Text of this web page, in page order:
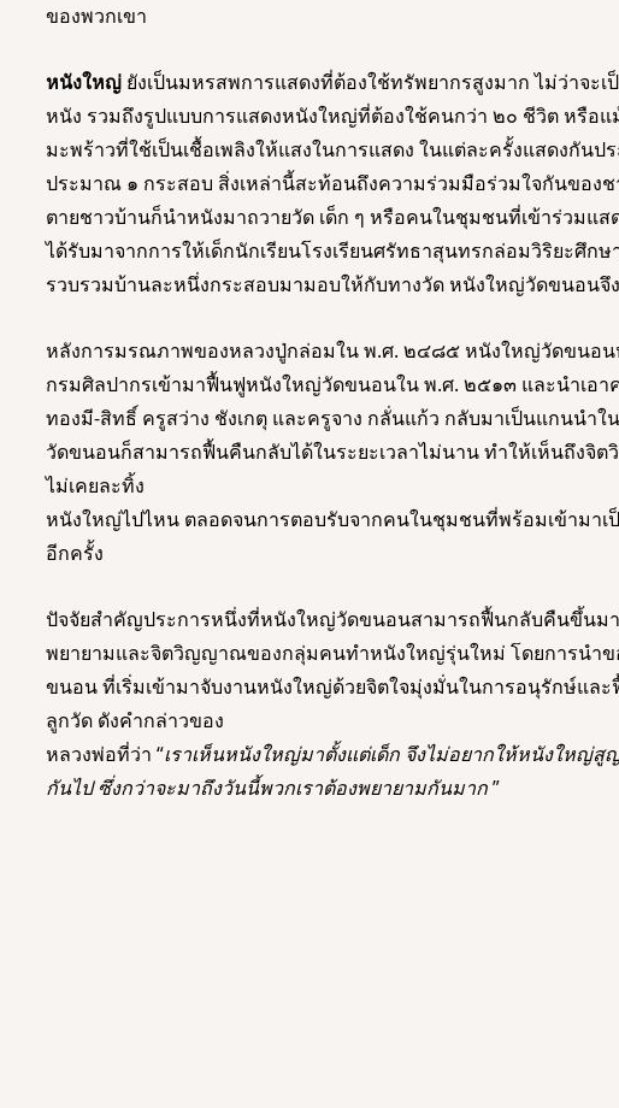
ของพวกเขา
หนังใหญ่ ยังเป็นมหรสพการแสดงที่ต้องใช้ทรัพยากรสูงมาก ไม่ว่าจะ
หนัง รวมถึงรูปแบบการแสดงหนังใหญ่ที่ต้องใช้คนกว่า ๒๐ ชีวิต หรือแ
มะพร้าวที่ใช้เป็นเชื้อเพลิงให้แสงในการแสดง ในแต่ละครั้งแสดงกัน
ประมาณ ๑ กระสอบ สิ่งเหล่านี้สะท้อนถึงความร่วมมือร่วมใจกันของ
ตายชาวบ้านก็นำหนังมาถวายวัด เด็ก ๆ หรือคนในชุมชนที่เข้าร่วมแ
ได้รับมาจากการให้เด็กนักเรียนโรงเรียนศรัทธาสุนทรกล่อมวิริยะศึก
รวบรวมบ้านละหนึ่งกระสอบมามอบให้กับทางวัด หนังใหญ่วัดขนอน
หลังการมรณภาพของหลวงปู่กล่อมใน พ.ศ. ๒๔๘๕ หนังใหญ่วัดขนอน
กรมศิลปากรเข้ามาฟื้นฟูหนังใหญ่วัดขนอนใน พ.ศ. ๒๕๑๓ และนำเอ
ทองมี-สิทธิ์ ครูสว่าง ชังเกตุ และครูจาง กลั่นแก้ว กลับมาเป็นแกนน
วัดขนอนก็สามารถฟื้นคืนกลับได้ในระยะเวลาไม่นาน ทำให้เห็นถึง
ไม่เคยละทิ้ง
หนังใหญ่ไปไหน ตลอดจนการตอบรับจากคนในชุมชนที่พร้อมเข้ามา
อีกครั้ง
ปัจจัยสำคัญประการหนึ่งที่หนังใหญ่วัดขนอนสามารถฟื้นกลับคืนขึ้นมา
พยายามและจิตวิญญาณของกลุ่มคนทำหนังใหญ่รุ่นใหม่ โดยการนำข
ขนอน ที่เริ่มเข้ามาจับงานหนังใหญ่ด้วยจิตใจมุ่งมั่นในการอนุรักษ์แล
ลูกวัด ดังคำกล่าวของ
หลวงพ่อที่ว่า “เราเห็นหนังใหญ่มาตั้งแต่เด็ก จึงไม่อยากให้หนังใหญ่
กันไป ซึ่งกว่าจะมาถึงวันนี้พวกเราต้องพยายามกันมาก ”